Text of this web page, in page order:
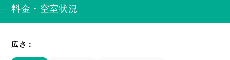
料金・空室状況
広さ：